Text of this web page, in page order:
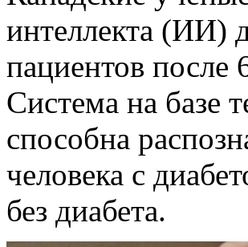
интеллекта (ИИ)
пациентов после
Система на базе
способна
человека с
без диабета.